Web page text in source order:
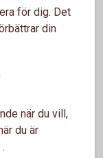
du vara kund
för dig. Det
din
när du vill,
du är
.